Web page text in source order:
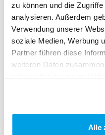
zu können und die
analysieren. Außerdem
Verwendung unserer
soziale Medien, Werbung
Partner führen diese
weiteren Daten
Alle